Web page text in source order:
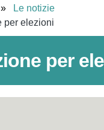
Le notizie
per elezioni
per